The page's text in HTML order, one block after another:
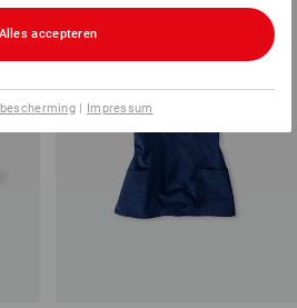
Alles accepteren
| Impressum